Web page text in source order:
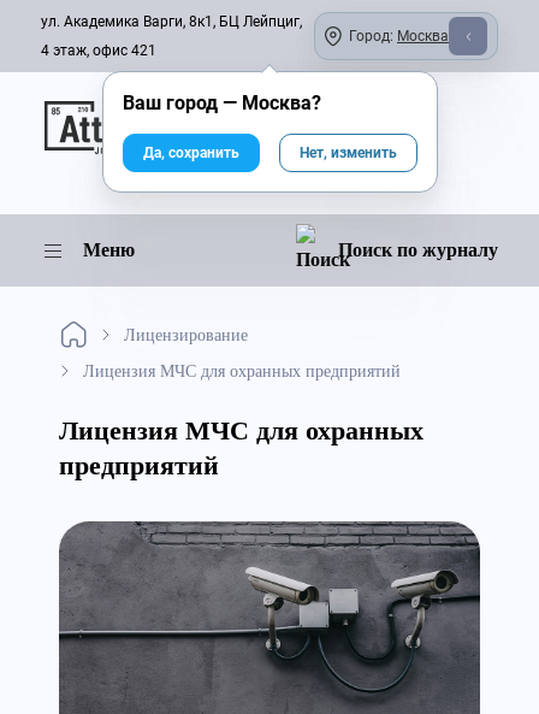
ул. Академика Варги, 8к1, БЦ Лейпциг,
4 этаж, офис 421
Город: Москва
Онлайн-журнал
Меню Поиск по журналу
Лицензирование
Лицензия МЧС для охранных предприятий
Лицензия МЧС для охранных
предприятий
Ваш город — Москва?
Да, сохранить Нет, изменить